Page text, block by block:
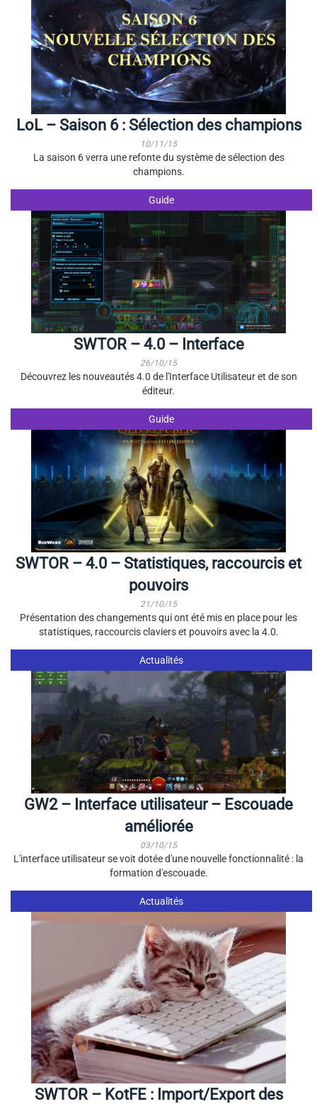
LoL – Saison 6 : Sélection des champions
10/11/15
La saison 6 verra une refonte du système de sélection des
champions.
Guide
SWTOR – 4.0 – Interface
26/10/15
Découvrez les nouveautés 4.0 de l'Interface Utilisateur et de son
éditeur.
Guide
SWTOR – 4.0 – Statistiques, raccourcis et
pouvoirs
21/10/15
Présentation des changements qui ont été mis en place pour les
statistiques, raccourcis claviers et pouvoirs avec la 4.0.
Actualités
GW2 – Interface utilisateur – Escouade
améliorée
03/10/15
L'interface utilisateur se voit dotée d'une nouvelle fonctionnalité : la
formation d'escouade.
Actualités
SWTOR – KotFE : Import/Export des